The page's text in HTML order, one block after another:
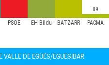
PSOE EH Bildu BATZARR PACMA
89
VALLE DE EGÜÉS/EGUESIBAR